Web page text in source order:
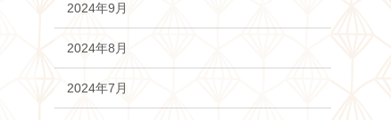
2024年9月
2024年8月
2024年7月